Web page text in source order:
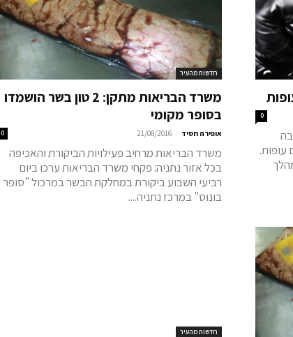
0
כ-100 קילוגרם עופות.
חדשות מהעיר
משרד הבריאות מתקן: 2 טון בשר הושמדו
בסופר מקומי
אופירה חסיד -
21/08/2016
0
משרד הבריאות מרחיב פעילויות הביקורת והאכיפה
בכל אזור נתניה: פקחי משרד הבריאות ערכו ביום
רביעי השבוע ביקורת במחלקת הבשר במרכול "סופר
בונוס" במרכז נתניה....
חדשות מהעיר